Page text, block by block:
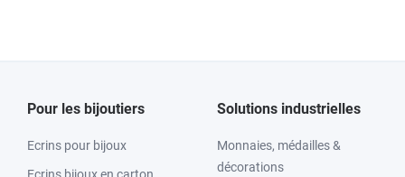
Pour les bijoutiers
Ecrins pour bijoux
Ecrins bijoux en carton
Solutions industrielles
Monnaies, médailles &
décorations